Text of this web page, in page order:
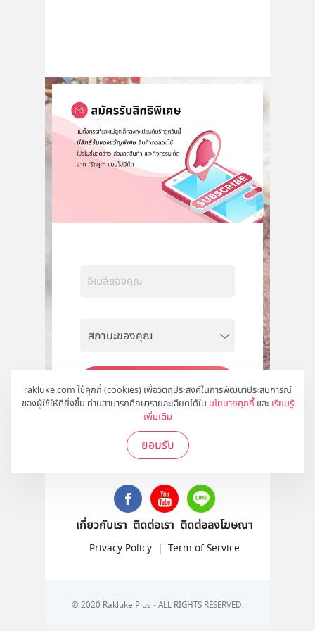
rakluke.com ใช้คุกกี้ (cookies) เพื่อวัตถุประสงค์ในการพัฒนาประสบการณ์
ของผู้ใช้ให้ดียิ่งขึ้น ท่านสามารถศึกษารายละเอียดได้ใน นโยบายคุกกี้ และ เรียนรู้
เพิ่มเติม
ยอมรับ
สมัคร
ติดตามเราได้ที่
เกี่ยวกับเรา ติดต่อเรา ติดต่อลงโฆษณา
Privacy Policy | Term of Service
© 2020 Rakluke Plus - ALL RIGHTS RESERVED.